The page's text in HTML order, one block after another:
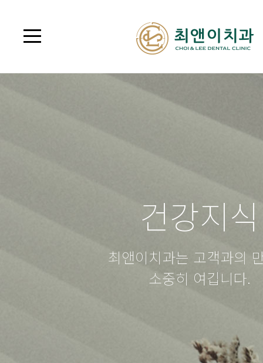
건강지식
최앤이치과는 고객과의
소중히 여깁니다.